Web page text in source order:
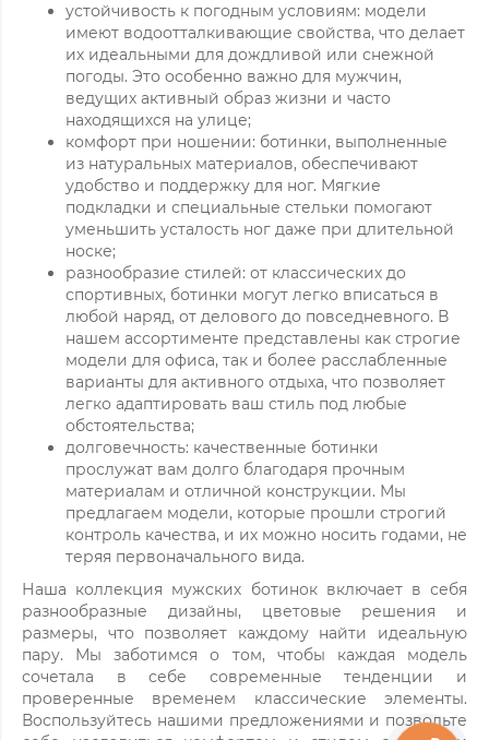
устойчивость к погодным условиям: модели
имеют водоотталкивающие свойства, что делает
их идеальными для дождливой или снежной
погоды. Это особенно важно для мужчин,
ведущих активный образ жизни и часто
находящихся на улице;
комфорт при ношении: ботинки, выполненные
из натуральных материалов, обеспечивают
удобство и поддержку для ног. Мягкие
подкладки и специальные стельки помогают
уменьшить усталость ног даже при длительной
носке;
разнообразие стилей: от классических до
спортивных, ботинки могут легко вписаться в
любой наряд, от делового до повседневного. В
нашем ассортименте представлены как строгие
модели для офиса, так и более расслабленные
варианты для активного отдыха, что позволяет
легко адаптировать ваш стиль под любые
обстоятельства;
долговечность: качественные ботинки
прослужат вам долго благодаря прочным
материалам и отличной конструкции. Мы
предлагаем модели, которые прошли строгий
контроль качества, и их можно носить годами, не
теряя первоначального вида.
Наша коллекция мужских ботинок включает в себя
разнообразные дизайны, цветовые решения и
размеры, что позволяет каждому найти идеальную
пару. Мы заботимся о том, чтобы каждая модель
сочетала в себе современные тенденции и
проверенные временем классические элементы.
Воспользуйтесь нашими предложениями и позвольте